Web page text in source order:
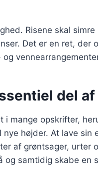
Risene skal
Det er en ret, der
del
i mange opskrifter,
højder. At lave sin
af grøntsager, urter
samtidig skabe en